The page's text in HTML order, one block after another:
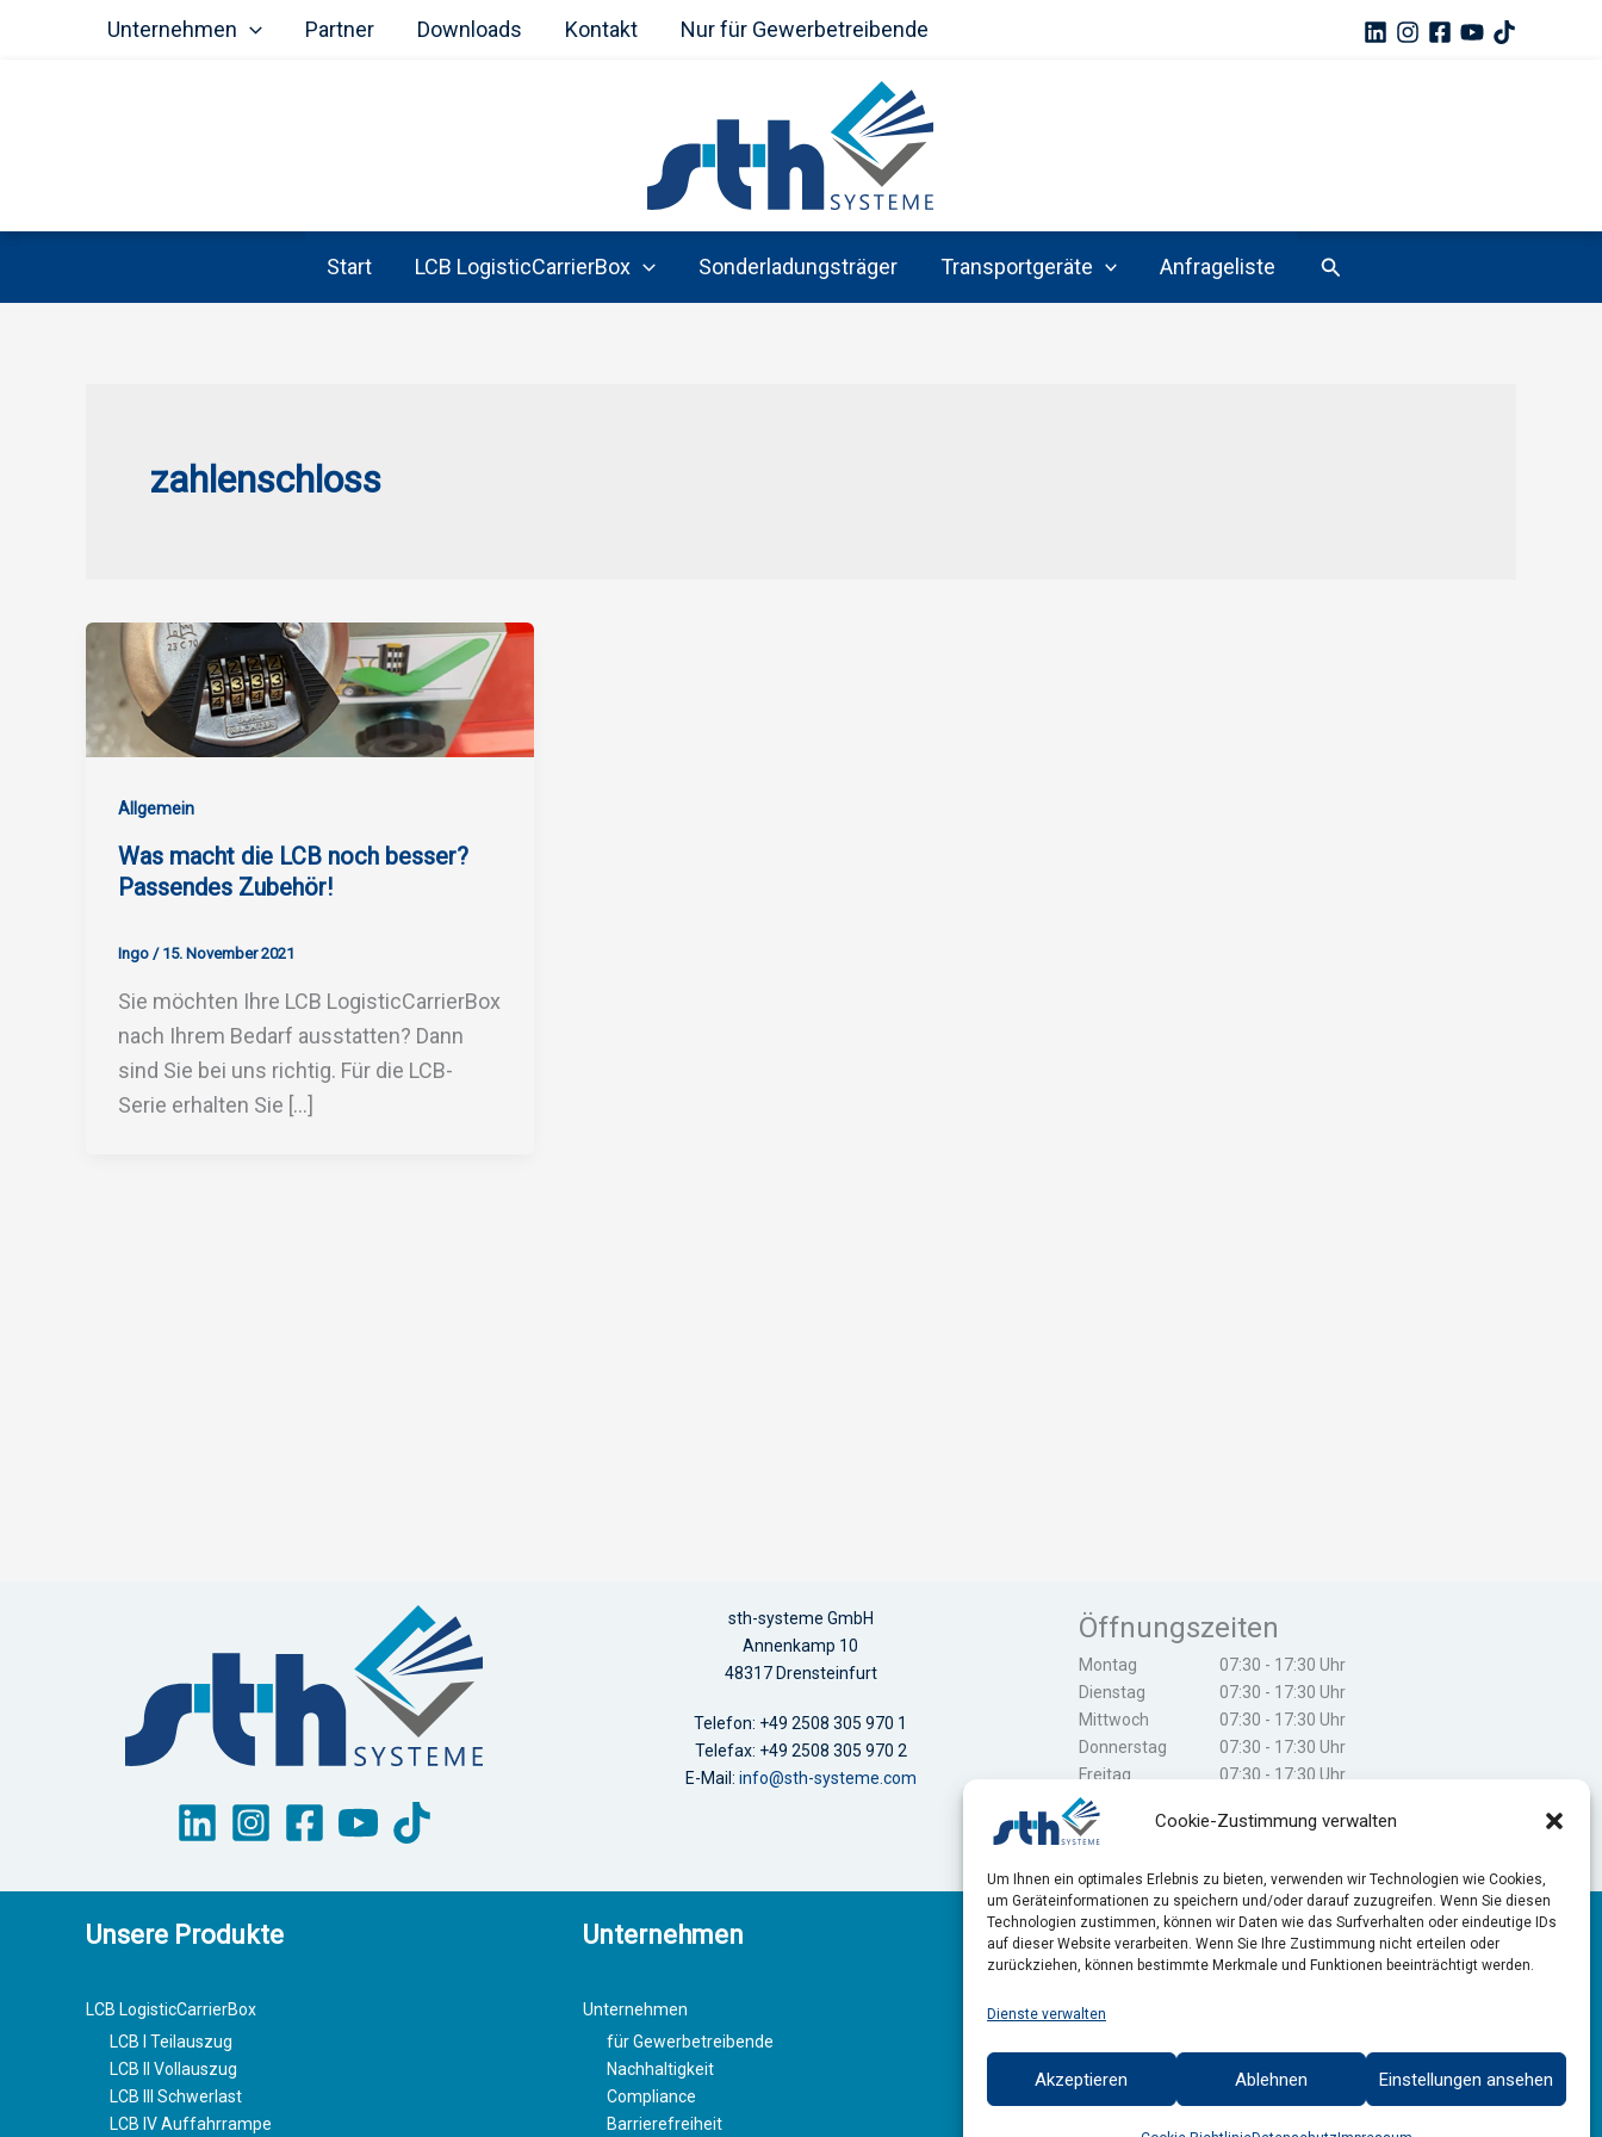
Cookie-Zustimmung verwalten
Um Ihnen ein optimales Erlebnis zu bieten, verwenden wir Technologien wie Cookies,
um Geräteinformationen zu speichern und/oder darauf zuzugreifen. Wenn Sie diesen
Technologien zustimmen, können wir Daten wie das Surfverhalten oder eindeutige IDs
auf dieser Website verarbeiten. Wenn Sie Ihre Zustimmung nicht erteilen oder
zurückziehen, können bestimmte Merkmale und Funktionen beeinträchtigt werden.
Dienste verwalten
Akzeptieren Ablehnen Einstellungen ansehen
Unternehmen Partner Downloads Kontakt Nur für Gewerbetreibende
Start LCB LogisticCarrierBox Sonderladungsträger Transportgeräte Anfrageliste Suchen
zahlenschloss
Allgemein
Was macht die LCB noch besser?
Passendes Zubehör!
Ingo / 15. November 2021
Sie möchten Ihre LCB LogisticCarrierBox
nach Ihrem Bedarf ausstatten? Dann
sind Sie bei uns richtig. Für die LCB-
Serie erhalten Sie […]
sth-systeme GmbH
Annenkamp 10
48317 Drensteinfurt
Telefon: +49 2508 305 970 1
Telefax: +49 2508 305 970 2
E-Mail: info@sth-systeme.com
Öffnungszeiten
Montag
Dienstag
Mittwoch
Donnerstag
Freitag
Samstag
Sonntag
07:30 - 17:30 Uhr
07:30 - 17:30 Uhr
07:30 - 17:30 Uhr
07:30 - 17:30 Uhr
07:30 - 17:30 Uhr
geschlossen
Unsere Produkte
LCB LogisticCarrierBox
LCB I Teilauszug
LCB II Vollauszug
LCB III Schwerlast
LCB IV Auffahrrampe
Unternehmen
Unternehmen
für Gewerbetreibende
Nachhaltigkeit
Compliance
Barrierefreiheit
Mitglied der
Bundesvereinigung Logistik